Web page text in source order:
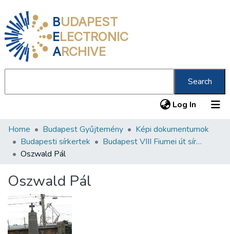
BUDAPEST
ELECTRONIC
ARCHIVE
Search
Log In (current)
Communities & Collections
All of DSpace
About us
Home Budapest Gyűjtemény
Képi dokumentumok
Budapesti sírkertek
Budapest VIII Fiumei út sírkert 3. rész
Oszwald Pál
Oszwald Pál